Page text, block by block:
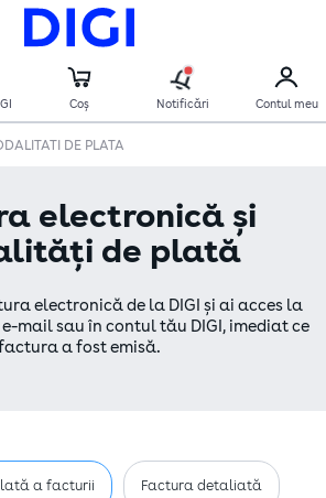
DE PLATA
electronică și
de plată
electronică de la DIGI și ai acces la
mail sau în contul tău DIGI, imediat ce
a fost emisă.
a facturii Factura detaliată